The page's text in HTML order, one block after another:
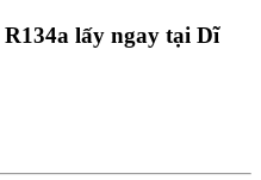
lấy ngay tại Dĩ